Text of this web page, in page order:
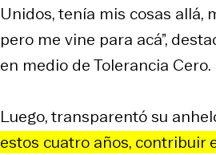
Unidos, tenía mis cosas allá,
pero me vine para acá”,
en medio de Tolerancia Cero.
Luego, transparentó su
estos cuatro años, contribuir